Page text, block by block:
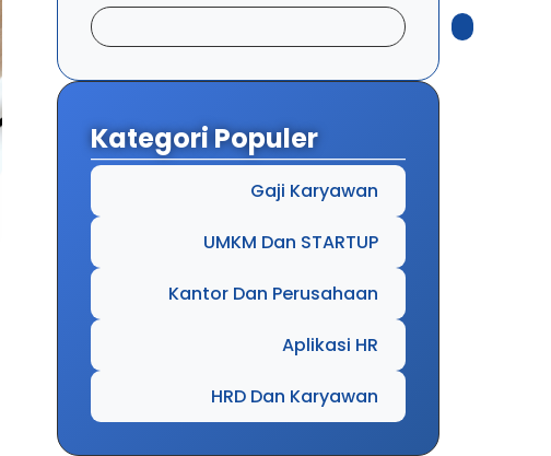
Kategori Populer
Gaji Karyawan
UMKM Dan STARTUP
Kantor Dan Perusahaan
Aplikasi HR
HRD Dan Karyawan